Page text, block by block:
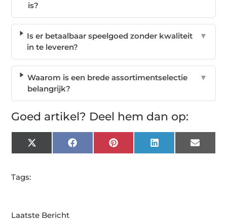
is?
Is er betaalbaar speelgoed zonder kwaliteit
in te leveren?
▼
Waarom is een brede assortimentselectie
belangrijk?
▼
Goed artikel? Deel hem dan op:
X
(Twitter)
FacebookPinterest LinkedIn Email
Tags:
Laatste Bericht